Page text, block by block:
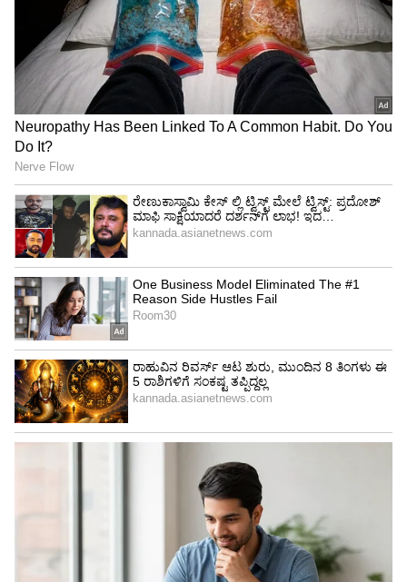
ಈ ಹಿಂದೆ ಕೂಡ ಅಮೀರ್ ಖಾನ್ ಪುತ್ರಿ ಇರಾ ಖಾನ್ ಖಿನ್ನತೆ
ವಿಚಾರವಾಗಿ ಸುದ್ದಿಯಾಗಿದ್ದರು. 2020ರಲ್ಲಿ ಇರಾ ಖಾನ್
ಖಿನ್ನತೆಯಿಂದ ಬಳಲುತ್ತಿರುವುದಾಗಿ ಹೇಳಿದ್ದರು. ಇದೀಗ
ಆಂಕ್ಸೈಟಿ ಬಗ್ಗೆ ಬಹಿರಂಗ ಪಡಿಸಿರುವ ಇರಾಗೆ ಬೇಗ
ಗುಣಮುಖರಾಗಿ ಎಂದು ಹಾರೈಸುತ್ತಿದ್ದಾರೆ.